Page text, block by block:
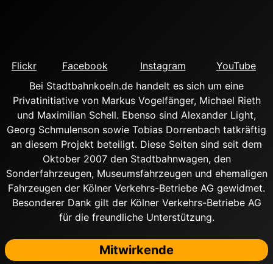
Flickr Facebook Instagram
YouTube
Bei Stadtbahnkoeln.de handelt es sich um eine
Privatinitiative von Markus Vogelfänger, Michael Rieth
und Maximilian Schell. Ebenso sind Alexander Light,
Georg Schmulenson sowie Tobias Dorrenbach tatkräftig
an diesem Projekt beteiligt. Diese Seiten sind seit dem
Oktober 2007 den Stadtbahnwagen, den
Sonderfahrzeugen, Museumsfahrzeugen und ehemaligen
Fahrzeugen der Kölner Verkehrs-Betriebe AG gewidmet.
Besonderer Dank gilt der Kölner Verkehrs-Betriebe AG
für die freundliche Unterstützung.
Mitwirkende